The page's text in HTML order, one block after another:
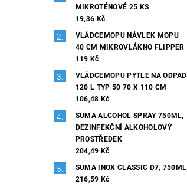
MIKROTÉNOVÉ 25 KS
19,36 Kč
VLÁDCEMOPU NÁVLEK MOPU
40 CM MIKROVLÁKNO FLIPPER
119 Kč
VLÁDCEMOPU PYTLE NA ODPAD
120 L TYP 50 70 X 110 CM
106,48 Kč
SUMA ALCOHOL SPRAY 750ML,
DEZINFEKČNÍ ALKOHOLOVÝ
PROSTŘEDEK
204,49 Kč
SUMA INOX CLASSIC D7, 750ML
216,59 Kč